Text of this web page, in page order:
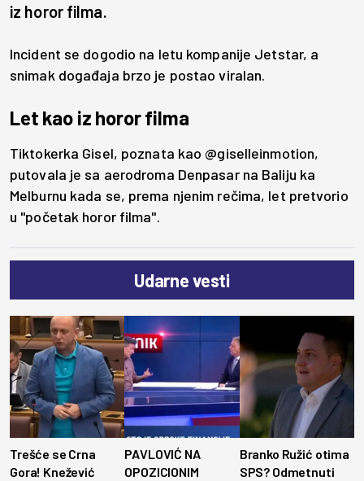
iz horor filma.
Incident se dogodio na letu kompanije Jetstar, a
snimak događaja brzo je postao viralan.
Let kao iz horor filma
Tiktokerka Gisel, poznata kao @giselleinmotion,
putovala je sa aerodroma Denpasar na Baliju ka
Melburnu kada se, prema njenim rečima, let pretvorio
u "početak horor filma".
Udarne vesti
Trešće se Crna
Gora! Knežević
PAVLOVIĆ NA
OPOZICIONIM
Branko Ružić otima
SPS? Odmetnuti